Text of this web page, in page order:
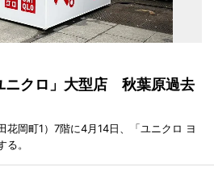
ニクロ」大型店 秋葉原過去
花岡町1）7階に4月14日、「ユニクロ ヨ
。